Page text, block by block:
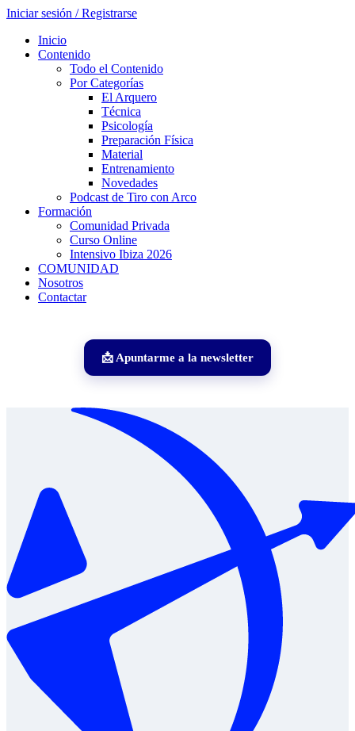
Iniciar sesión / Registrarse
Inicio
Contenido
Todo el Contenido
Por Categorías
El Arquero
Técnica
Psicología
Preparación Física
Material
Entrenamiento
Novedades
Podcast de Tiro con Arco
Formación
Comunidad Privada
Curso Online
Intensivo Ibiza 2026
COMUNIDAD
Nosotros
Contactar
📩 Apuntarme a la newsletter